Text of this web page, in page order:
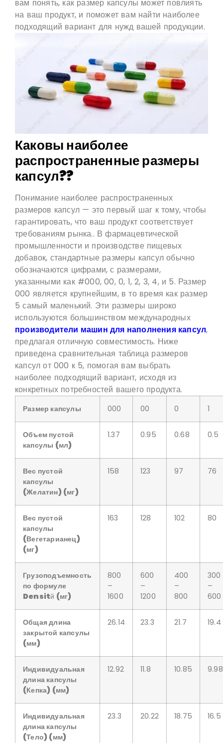
вам понять, как размер капсулы может повлиять
на ваш продукт, и поможет вам найти наиболее
подходящий вариант для нужд вашей продукции.
Каковы наиболее
распространенные размеры
капсул??
Понимание наиболее распространенных
размеров капсул — это первый шаг к тому, чтобы
гарантировать, что ваш продукт соответствует
требованиям рынка.. В фармацевтической
промышленности и производстве пищевых
добавок, стандартные размеры капсул обычно
обозначаются цифрами, с размерами,
указанными как #000, 00, 0, 1, 2, 3, 4, и 5. Размер
000 является крупнейшим, в то время как размер
5 самый маленький. Эти размеры широко
используются большинством международных
производители машин для наполнения капсул,
предлагая отличную совместимость. Ниже
приведена сравнительная таблица размеров
капсул от 000 к 5, помогая вам выбрать
наиболее подходящий вариант, исходя из
конкретных потребностей вашего продукта.
Размер капсулы 000 00 0 1
Объем пустой
капсулы (мл)
1.37 0.95 0.68 0.5
Вес пустой
капсулы
(Желатин)(мг)
158 123 97 76
Вес пустой
капсулы
(Вегетарианец)
(мг)
163 128 102 80
Грузоподъемность
по формуле
Densitй (мг)
800
–
1600
600
–
1200
400
–
800
300
–
600
Общая длина
закрытой капсулы
(мм)
26.14 23.3 21.7 19.4
Индивидуальная
длина капсулы
(Кепка) (мм)
12.92 11.8 10.85 9.98
Индивидуальная
длина капсулы
(Тело) (мм)
23.3 20.22 18.75 16.5